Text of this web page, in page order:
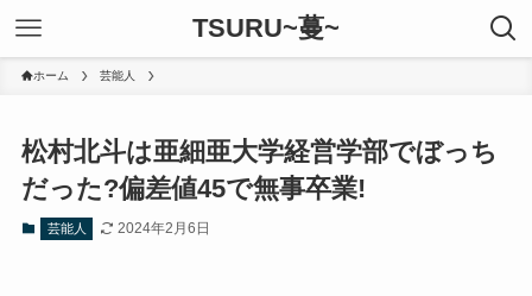
TSURU~蔓~
ホーム 芸能人
松村北斗は亜細亜大学経営学部でぼっち
だった?偏差値45で無事卒業!
芸能人 2024年2月6日